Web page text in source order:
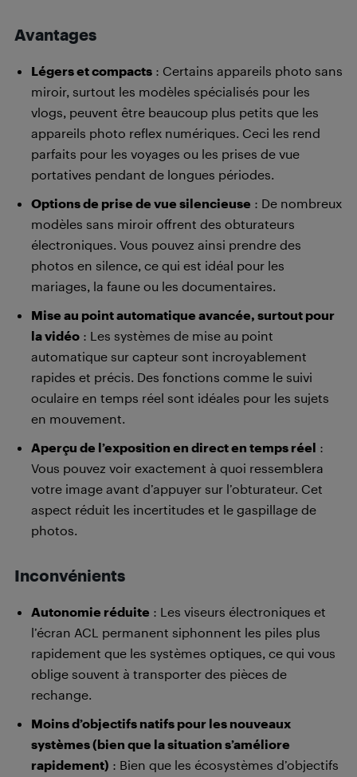
Avantages
Légers et compacts : Certains appareils photo sans
miroir, surtout les modèles spécialisés pour les
vlogs, peuvent être beaucoup plus petits que les
appareils photo reflex numériques. Ceci les rend
parfaits pour les voyages ou les prises de vue
portatives pendant de longues périodes.
Options de prise de vue silencieuse : De nombreux
modèles sans miroir offrent des obturateurs
électroniques. Vous pouvez ainsi prendre des
photos en silence, ce qui est idéal pour les
mariages, la faune ou les documentaires.
Mise au point automatique avancée, surtout pour
la vidéo : Les systèmes de mise au point
automatique sur capteur sont incroyablement
rapides et précis. Des fonctions comme le suivi
oculaire en temps réel sont idéales pour les sujets
en mouvement.
Aperçu de l’exposition en direct en temps réel :
Vous pouvez voir exactement à quoi ressemblera
votre image avant d’appuyer sur l’obturateur. Cet
aspect réduit les incertitudes et le gaspillage de
photos.
Inconvénients
Autonomie réduite : Les viseurs électroniques et
l’écran ACL permanent siphonnent les piles plus
rapidement que les systèmes optiques, ce qui vous
oblige souvent à transporter des pièces de
rechange.
Moins d’objectifs natifs pour les nouveaux
systèmes (bien que la situation s’améliore
rapidement) : Bien que les écosystèmes d’objectifs